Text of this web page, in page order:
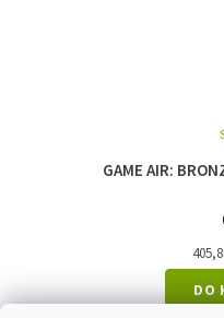
GAME AIR:
cena:
DO